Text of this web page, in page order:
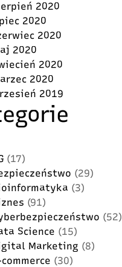
2020
2020
2020
2020
2020
2020
2019
(17)
(29)
(3)
(91)
(52)
Science (15)
Marketing (8)
(30)